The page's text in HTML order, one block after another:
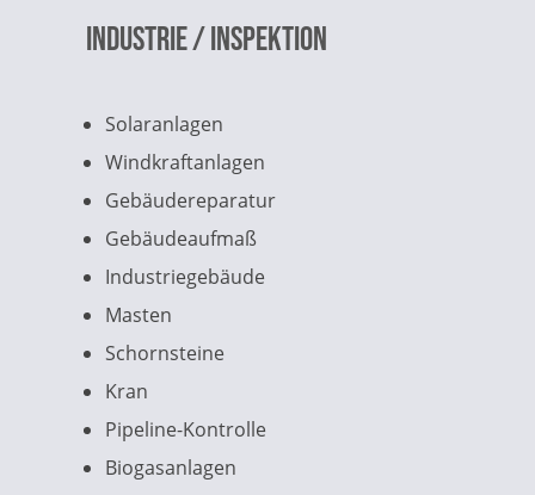
Industrie / Inspektion
Solaranlagen
Windkraftanlagen
Gebäudereparatur
Gebäudeaufmaß
Industriegebäude
Masten
Schornsteine
Kran
Pipeline-Kontrolle
Biogasanlagen